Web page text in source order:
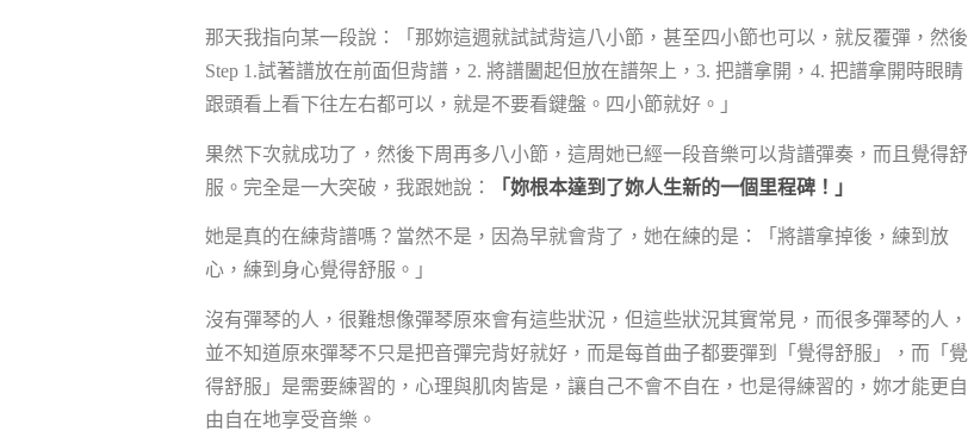
那天我指向某一段說：「那妳這週就試試背這八小節，甚至四小節也可以，就反覆彈，然後
Step 1.試著譜放在前面但背譜，2. 將譜闔起但放在譜架上，3. 把譜拿開，4. 把譜拿開時眼睛
跟頭看上看下往左右都可以，就是不要看鍵盤。四小節就好。」
果然下次就成功了，然後下周再多八小節，這周她已經一段音樂可以背譜彈奏，而且覺得舒
服。完全是一大突破，我跟她說：
「妳根本達到了妳人生新的一個里程碑！」
她是真的在練背譜嗎？當然不是，因為早就會背了，她在練的是：「將譜拿掉後，練到放
心，練到身心覺得舒服。」
沒有彈琴的人，很難想像彈琴原來會有這些狀況，但這些狀況其實常見，而很多彈琴的人，
並不知道原來彈琴不只是把音彈完背好就好，而是每首曲子都要彈到「覺得舒服」，而「覺
得舒服」是需要練習的，心理與肌肉皆是，讓自己不會不自在，也是得練習的，妳才能更自
由自在地享受音樂。